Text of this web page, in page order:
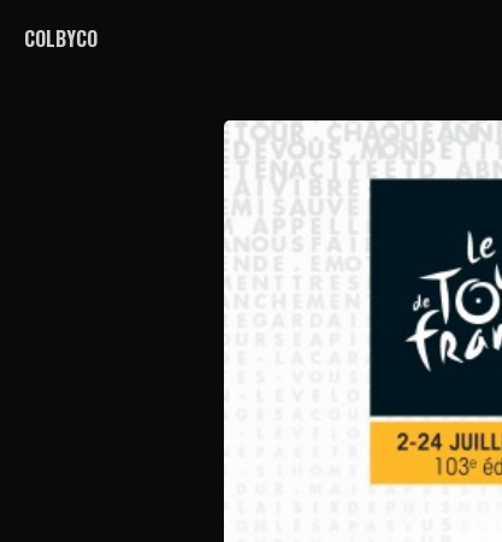
COLBYCO